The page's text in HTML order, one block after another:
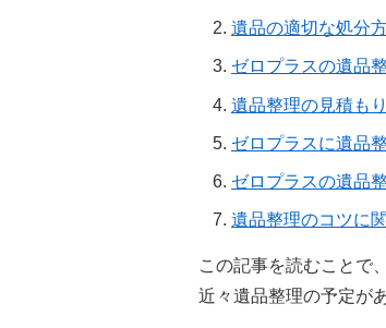
遺品の適切な処分
ゼロプラスの遺品
遺品整理の見積も
ゼロプラスに遺品
ゼロプラスの遺品
遺品整理のコツに
この記事を読むことで
近々遺品整理の予定が